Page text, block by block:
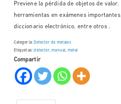
Previene la pérdida de objetos de
herramientas en exámenes
diccionario electrónico, entre otros .
Categoría: Detector de metales
Etiquetas:detector, manual, metal
Compartir